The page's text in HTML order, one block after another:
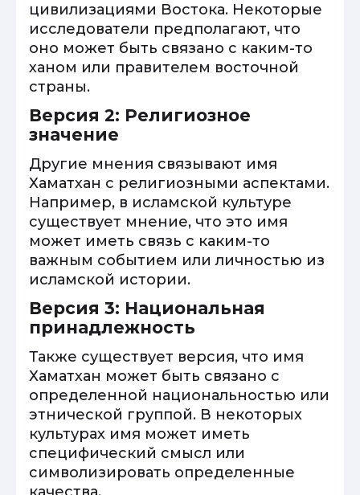
цивилизациями Востока. Некоторые
исследователи предполагают, что
оно может быть связано с каким-то
ханом или правителем восточной
страны.
Версия 2: Религиозное
значение
Другие мнения связывают имя
Хаматхан с религиозными аспектами.
Например, в исламской культуре
существует мнение, что это имя
может иметь связь с каким-то
важным событием или личностью из
исламской истории.
Версия 3: Национальная
принадлежность
Также существует версия, что имя
Хаматхан может быть связано с
определенной национальностью или
этнической группой. В некоторых
культурах имя может иметь
специфический смысл или
символизировать определенные